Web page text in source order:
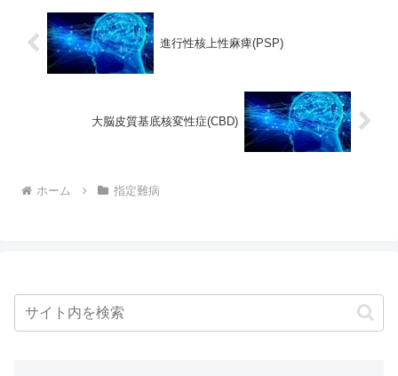
進行性核上性麻痺(PSP)
大脳皮質基底核変性症(CBD)
ホーム 指定難病